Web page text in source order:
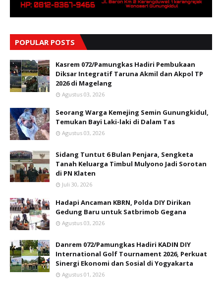
POPULAR POSTS
Kasrem 072/Pamungkas Hadiri Pembukaan
Diksar Integratif Taruna Akmil dan Akpol TP
2026 di Magelang
Agustus 03, 2026
Seorang Warga Kemejing Semin Gunungkidul,
Temukan Bayi Laki-laki di Dalam Tas
Agustus 03, 2026
Sidang Tuntut 6 Bulan Penjara, Sengketa
Tanah Keluarga Timbul Mulyono Jadi Sorotan
di PN Klaten
Juli 30, 2026
Hadapi Ancaman KBRN, Polda DIY Dirikan
Gedung Baru untuk Satbrimob Gegana
Agustus 03, 2026
Danrem 072/Pamungkas Hadiri KADIN DIY
International Golf Tournament 2026, Perkuat
Sinergi Ekonomi dan Sosial di Yogyakarta
Agustus 01, 2026